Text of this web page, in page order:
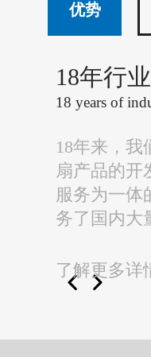
优势
18年行
18 years of
18年来，
扇产品的开
服务为一体
务了国内大
了解更多详